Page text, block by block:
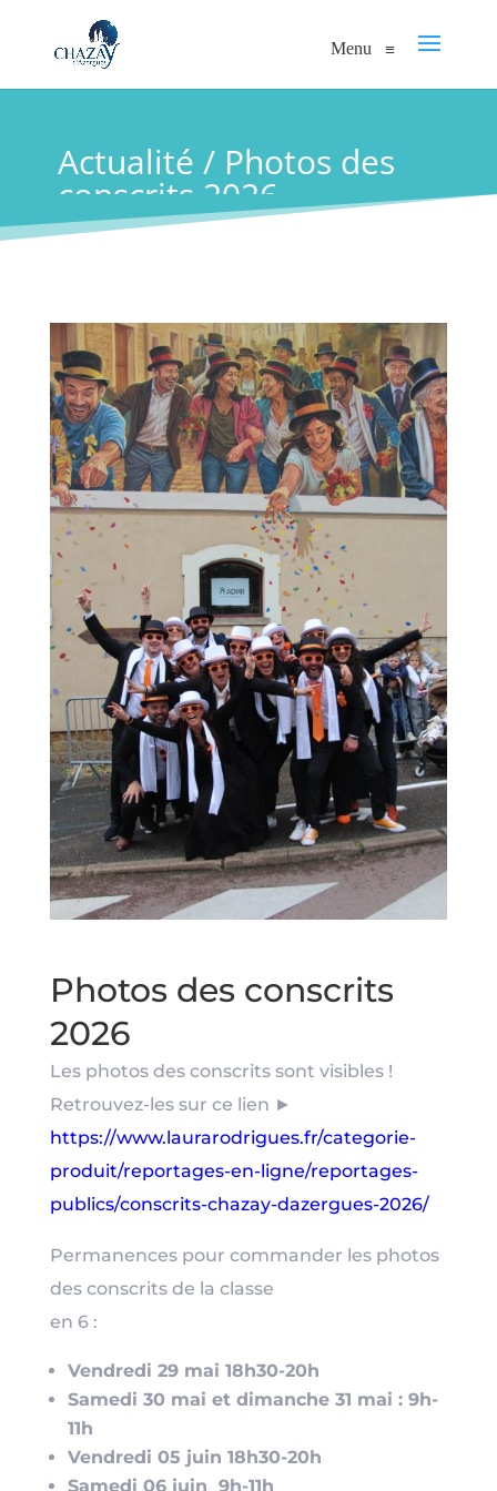
Menu≡
Actualité / Photos des
conscrits 2026
Photos des conscrits
2026
Les photos des conscrits sont visibles !
Retrouvez-les sur ce lien ►
https://www.laurarodrigues.fr/categorie-
produit/reportages-en-ligne/reportages-
publics/conscrits-chazay-dazergues-2026/
Permanences pour commander les photos
des conscrits de la classe
en 6 :
Vendredi 29 mai 18h30-20h
Samedi 30 mai et dimanche 31 mai : 9h-
11h
Vendredi 05 juin 18h30-20h
Samedi 06 juin 9h-11h